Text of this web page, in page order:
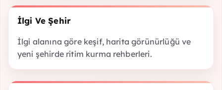
İlgi Ve Şehir
İlgi alanına göre keşif, harita görünürlüğü ve
yeni şehirde ritim kurma rehberleri.